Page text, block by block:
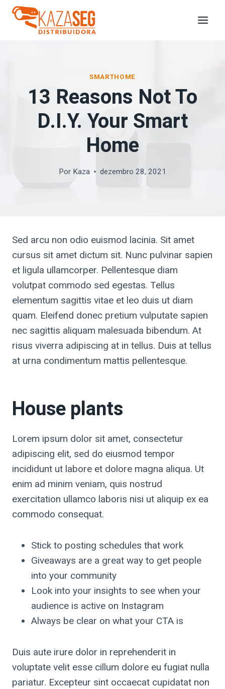
SMARTHOME
13 Reasons Not To
D.I.Y. Your Smart
Home
Por Kaza dezembro 28, 2021
Sed arcu non odio euismod lacinia. Sit amet
cursus sit amet dictum sit. Nunc pulvinar sapien
et ligula ullamcorper. Pellentesque diam
volutpat commodo sed egestas. Tellus
elementum sagittis vitae et leo duis ut diam
quam. Eleifend donec pretium vulputate sapien
nec sagittis aliquam malesuada bibendum. At
risus viverra adipiscing at in tellus. Duis at tellus
at urna condimentum mattis pellentesque.
House plants
Lorem ipsum dolor sit amet, consectetur
adipiscing elit, sed do eiusmod tempor
incididunt ut labore et dolore magna aliqua. Ut
enim ad minim veniam, quis nostrud
exercitation ullamco laboris nisi ut aliquip ex ea
commodo consequat.
Stick to posting schedules that work
Giveaways are a great way to get people
into your community
Look into your insights to see when your
audience is active on Instagram
Always be clear on what your CTA is
Duis aute irure dolor in reprehenderit in
voluptate velit esse cillum dolore eu fugiat nulla
pariatur. Excepteur sint occaecat cupidatat non